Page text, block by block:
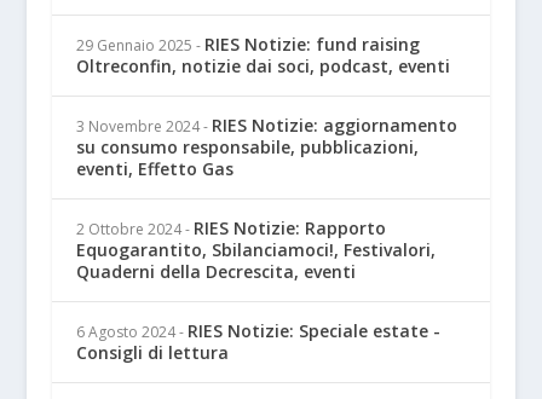
29 Gennaio 2025 - RIES Notizie: fund raising
Oltreconfin, notizie dai soci, podcast, eventi
3 Novembre 2024 - RIES Notizie: aggiornamento
su consumo responsabile, pubblicazioni,
eventi, Effetto Gas
2 Ottobre 2024 - RIES Notizie: Rapporto
Equogarantito, Sbilanciamoci!, Festivalori,
Quaderni della Decrescita, eventi
6 Agosto 2024 - RIES Notizie: Speciale estate -
Consigli di lettura